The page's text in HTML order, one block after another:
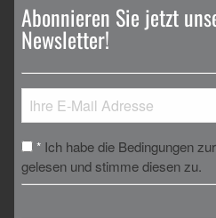
Abonnieren Sie jetzt
Newsletter!
* Ich habe die Bedingungen
gelesen und stimme diesen zu.